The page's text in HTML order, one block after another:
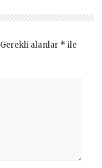
Gerekli alanlar * ile